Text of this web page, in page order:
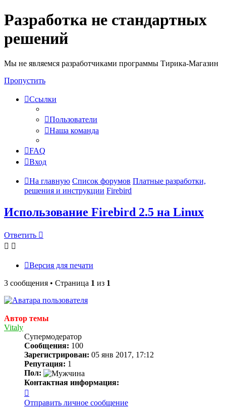
Разработка не стандартных
решений
Мы не являемся разработчиками программы Тирика-Магазин
Пропустить
Ссылки
Пользователи
Наша команда
FAQ
Вход
На главную Список форумов Платные разработки,
решения и инструкции Firebird
Использование Firebird 2.5 на Linux
Ответить
Версия для печати
3 сообщения • Страница 1 из 1
Автор темы
Vitaly
Супермодератор
Сообщения: 100
Зарегистрирован: 05 янв 2017, 17:12
Репутация: 1
Пол:
Контактная информация:
информация
пользователя
Отправить личное сообщение